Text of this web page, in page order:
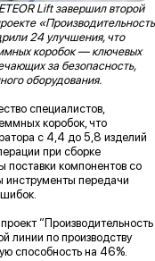
Lift завершил второй
«Производительность
24 улучшения, что
коробок — ключевых
за безопасность,
оборудования.
специалистов,
коробок, что
с 4,4 до 5,8 изделий
при сборке
поставки компонентов со
инструменты передачи
“Производительность
линии по производству
способность на 46%.